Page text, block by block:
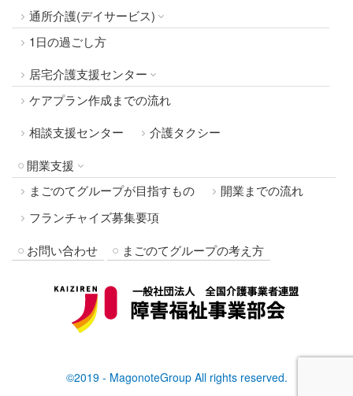
通所介護(デイサービス)
1日の過ごし方
居宅介護支援センター
ケアプラン作成までの流れ
相談支援センター
介護タクシー
開業支援
まごのてグループが目指すもの
開業までの流れ
フランチャイズ募集要項
お問い合わせ
まごのてグループの考え方
©2019 - MagonoteGroup All rights reserved.